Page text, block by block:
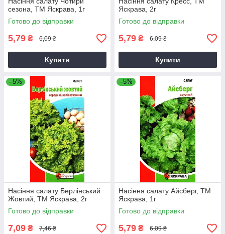
сезона, ТМ Яскрава, 1г
Готово до відправки
5,79 ₴ 6,09 ₴
Купити
Яскрава, 2г
Готово до відправки
5,79 ₴ 6,09 ₴
Купити
–5%
Насіння салату Берлінський
Жовтий, ТМ Яскрава, 2г
Готово до відправки
7,09 ₴ 7,46 ₴
–5%
Насіння салату Айсберг, ТМ
Яскрава, 1г
Готово до відправки
5,79 ₴ 6,09 ₴